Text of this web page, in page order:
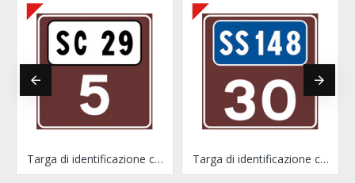
Targa di identificazione cavalcavia per strada comunale Targa di identificazione cavalcavia per strada statale